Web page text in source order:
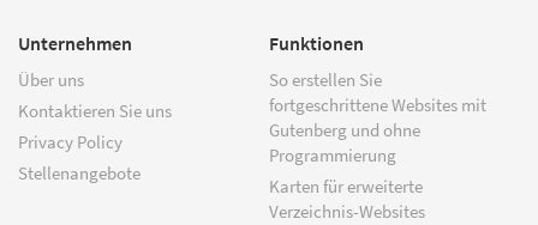
Unternehmen
Über uns
Kontaktieren Sie uns
Privacy Policy
Stellenangebote
Funktionen
So erstellen Sie
fortgeschrittene Websites mit
Gutenberg und ohne
Programmierung
Karten für erweiterte
Verzeichnis-Websites